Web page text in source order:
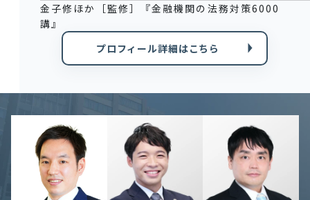
金子修ほか［監修］『金融機関の法務対策6000
講』
プロフィール詳細はこちら